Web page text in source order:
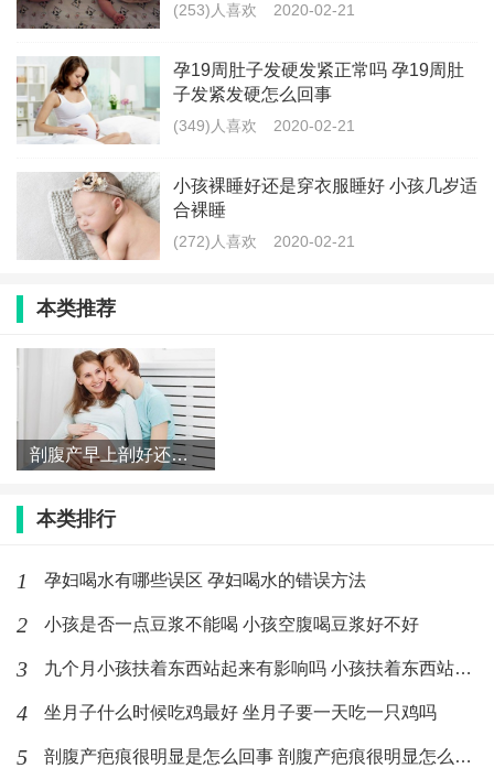
因为孕妈的骨盆比较大，宽，更有利于胎儿顺利通过。
到了分娩前，孕妈一般都会再做一次b超，医生也会根据
这次b超的结果配合测量产妇的骨盆来判断产妇是不是适
合自然分娩。
孕妇想顺产怎么办
认真产检
真产检，积极治疗妊娠期相关疾病或者并发症。第二重
要是积极控制自身体重和胎儿体重，主要是通过科学饮
食和合适运动的方法进行控制。
科学饮食
种维生素、矿物质，中孕期开始补充钙，均衡膳食，多
吃新鲜蔬菜水果，多吃瘦肉、鸡蛋、鱼虾等高蛋白食
物，适当减少高糖高盐高脂肪食物。
合理运动
合适的运动是指运动要适量，运动时不感到劳累、运动
(253)人喜欢 2020-02-21
孕19周肚子发硬发紧正常吗 孕19周肚
子发紧发硬怎么回事
(349)人喜欢 2020-02-21
小孩裸睡好还是穿衣服睡好 小孩几岁适
合裸睡
(272)人喜欢 2020-02-21
本类推荐
剖腹产早上剖好还是下午剖好 剖腹产一天中什么时间最好
本类排行
1 孕妇喝水有哪些误区 孕妇喝水的错误方法
2 小孩是否一点豆浆不能喝 小孩空腹喝豆浆好不好
3 九个月小孩扶着东西站起来有影响吗 小孩扶着东西站起来要注意什
4 坐月子什么时候吃鸡最好 坐月子要一天吃一只鸡吗
5 剖腹产疤痕很明显是怎么回事 剖腹产疤痕很明显怎么消除